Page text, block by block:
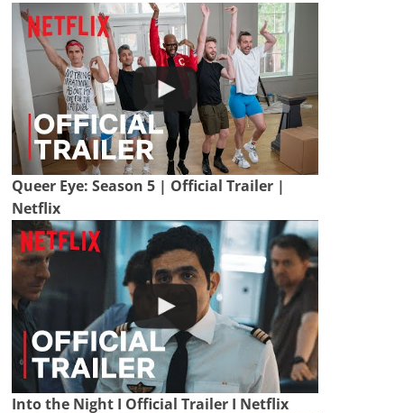
Queer Eye: Season 5 | Official Trailer |
Netflix
Into the Night I Official Trailer I Netflix